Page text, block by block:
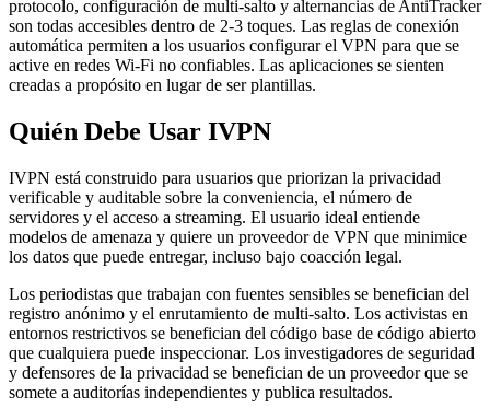
protocolo, configuración de multi-salto y alternancias de AntiTracker
son todas accesibles dentro de 2-3 toques. Las reglas de conexión
automática permiten a los usuarios configurar el VPN para que se
active en redes Wi-Fi no confiables. Las aplicaciones se sienten
creadas a propósito en lugar de ser plantillas.
Quién Debe Usar IVPN
IVPN está construido para usuarios que priorizan la privacidad
verificable y auditable sobre la conveniencia, el número de
servidores y el acceso a streaming. El usuario ideal entiende
modelos de amenaza y quiere un proveedor de VPN que minimice
los datos que puede entregar, incluso bajo coacción legal.
Los periodistas que trabajan con fuentes sensibles se benefician del
registro anónimo y el enrutamiento de multi-salto. Los activistas en
entornos restrictivos se benefician del código base de código abierto
que cualquiera puede inspeccionar. Los investigadores de seguridad
y defensores de la privacidad se benefician de un proveedor que se
somete a auditorías independientes y publica resultados.